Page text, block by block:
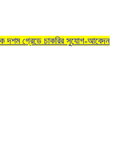
দশম গ্রেডে চাকরির সুযোগ-আবেদন